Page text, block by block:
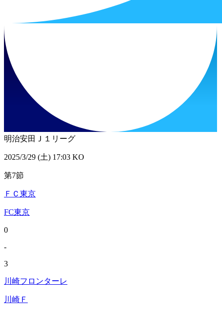
明治安田Ｊ１リーグ
2025/3/29 (土) 17:03 KO
第7節
ＦＣ東京
FC東京
0
-
3
川崎フロンターレ
川崎Ｆ